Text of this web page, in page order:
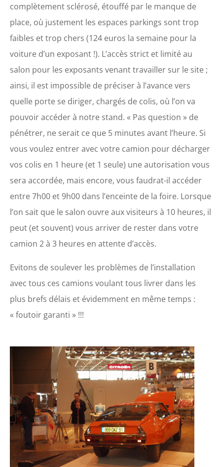
complètement sclérosé, étouffé par le manque de
place, où justement les espaces parkings sont trop
faibles et trop chers (124 euros la semaine pour la
voiture d’un exposant !). L’accès strict et limité au
salon pour les exposants venant travailler sur le site ;
ainsi, il est impossible de préciser à l’avance vers
quelle porte se diriger, chargés de colis, où l’on va
pouvoir accéder à notre stand. « Pas question » de
pénétrer, ne serait ce que 5 minutes avant l’heure. Si
vous voulez entrer avec votre camion pour décharger
vos colis en 1 heure (et 1 seule) une autorisation vous
sera accordée, mais encore, vous faudrat-il accéder
entre 7h00 et 9h00 dans l’enceinte de la foire. Lorsque
l’on sait que le salon ouvre aux visiteurs à 10 heures, il
peut (et souvent) vous arriver de rester dans votre
camion 2 à 3 heures en attente d’accès.
Evitons de soulever les problèmes de l’installation
avec tous ces camions voulant tous livrer dans les
plus brefs délais et évidemment en même temps :
« foutoir garanti » !!!